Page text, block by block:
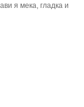
я мека, гладка и